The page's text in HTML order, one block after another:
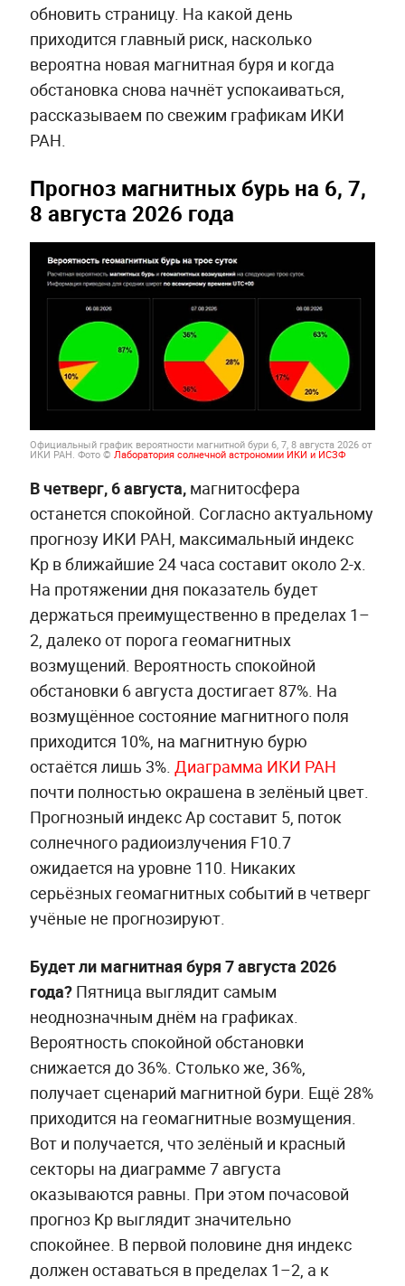
обновить страницу. На какой день
приходится главный риск, насколько
вероятна новая магнитная буря и когда
обстановка снова начнёт успокаиваться,
рассказываем по свежим графикам ИКИ
РАН.
Прогноз магнитных бурь на 6, 7,
8 августа 2026 года
Официальный график вероятности магнитной бури 6, 7, 8 августа 2026 от
ИКИ РАН. Фото © Лаборатория солнечной астрономии ИКИ и ИСЗФ
В четверг, 6 августа,магнитосфера
останется спокойной. Согласно актуальному
прогнозу ИКИ РАН, максимальный индекс
Kp в ближайшие 24 часа составит около 2-х.
На протяжении дня показатель будет
держаться преимущественно в пределах 1–
2, далеко от порога геомагнитных
возмущений. Вероятность спокойной
обстановки 6 августа достигает 87%. На
возмущённое состояние магнитного поля
приходится 10%, на магнитную бурю
остаётся лишь 3%. Диаграмма ИКИ РАН
почти полностью окрашена в зелёный цвет.
Прогнозный индекс Ap составит 5, поток
солнечного радиоизлучения F10.7
ожидается на уровне 110. Никаких
серьёзных геомагнитных событий в четверг
учёные не прогнозируют.
Будет ли магнитная буря 7 августа 2026
года?Пятница выглядит самым
неоднозначным днём на графиках.
Вероятность спокойной обстановки
снижается до 36%. Столько же, 36%,
получает сценарий магнитной бури. Ещё 28%
приходится на геомагнитные возмущения.
Вот и получается, что зелёный и красный
секторы на диаграмме 7 августа
оказываются равны. При этом почасовой
прогноз Kp выглядит значительно
спокойнее. В первой половине дня индекс
должен оставаться в пределах 1–2, а к